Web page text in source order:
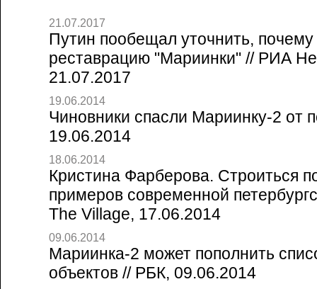
21.07.2017
Путин пообещал уточнить,
реставрацию "Мариинки" // РИА
21.07.2017
19.06.2014
Чиновники спасли Мариинку-2 от
19.06.2014
18.06.2014
Кристина Фарберова. Строиться
примеров современной
The Village, 17.06.2014
09.06.2014
Мариинка-2 может пополнить
объектов // РБК, 09.06.2014